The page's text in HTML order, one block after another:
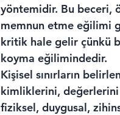
yöntemidir. Bu beceri,
memnun etme eğilimi
kritik hale gelir çünkü
koyma eğilimindedir.
Kişisel sınırların
kimliklerini, değerlerini
fiziksel, duygusal,